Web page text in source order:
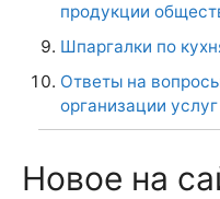
продукции
Шпаргалки по
Ответы на
организации
Новое на